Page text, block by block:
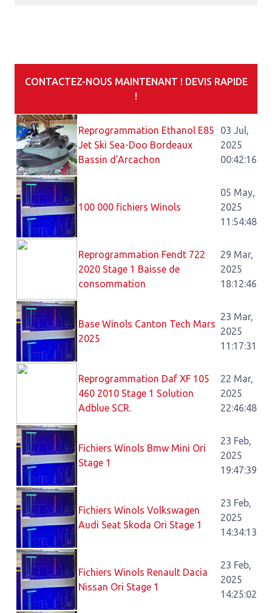
CONTACTEZ-NOUS MAINTENANT ! DEVIS RAPIDE
!
Reprogrammation Ethanol E85
Jet Ski Sea-Doo Bordeaux
Bassin d'Arcachon
03 Jul,
2025
00:42:16
100 000 fichiers Winols
05 May,
2025
11:54:48
Reprogrammation Fendt 722
2020 Stage 1 Baisse de
consommation
29 Mar,
2025
18:12:46
Base Winols Canton Tech Mars
2025
23 Mar,
2025
11:17:31
Reprogrammation Daf XF 105
460 2010 Stage 1 Solution
Adblue SCR.
22 Mar,
2025
22:46:48
Fichiers Winols Bmw Mini Ori
Stage 1
23 Feb,
2025
19:47:39
Fichiers Winols Volkswagen
Audi Seat Skoda Ori Stage 1
23 Feb,
2025
14:34:13
Fichiers Winols Renault Dacia
Nissan Ori Stage 1
23 Feb,
2025
14:25:02